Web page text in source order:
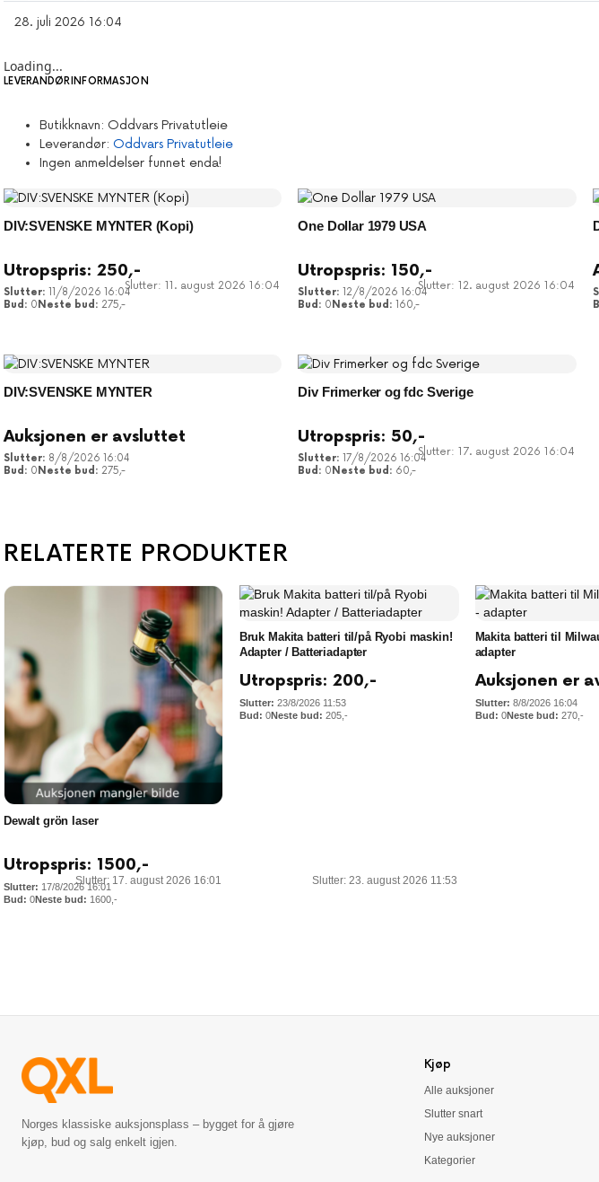
28. juli 2026 16:04
Loading...
LEVERANDØRINFORMASJON
Butikknavn: Oddvars Privatutleie
Leverandør: Oddvars Privatutleie
Ingen anmeldelser funnet enda!
Slutter: 11. august 2026 16:04
DIV:SVENSKE MYNTER (Kopi)
Utropspris: 250,-
11/8/2026 16:04
0
275,-
Slutter: 12. august 2026 16:04
One Dollar 1979 USA
Utropspris: 150,-
12/8/2026 16:04
0
160,-
DIV:SVENSKE MYNTER
Auksjonen er avsluttet
8/8/2026 16:04
0
275,-
Slutter: 17. august 2026 16:04
Div Frimerker og fdc Sverige
Utropspris: 50,-
17/8/2026 16:04
0
60,-
RELATERTE PRODUKTER
Slutter: 17. august 2026 16:01
Dewalt grön laser
Utropspris: 1500,-
17/8/2026 16:01
0
1600 ,-
Slutter: 23. august 2026 11:53
Bruk Makita batteri til/på Ryobi maskin!
Adapter / Batteriadapter
Utropspris: 200,-
23/8/2026 11:53
0
205,-
Makita batteri til
adapter
Auksjonen er
8/8/2026 16:04
0
270,-
Norges klassiske auksjonsplass – bygget for å gjøre
kjøp, bud og salg enkelt igjen.
Kjøp
Alle auksjoner
Slutter snart
Nye auksjoner
Kategorier